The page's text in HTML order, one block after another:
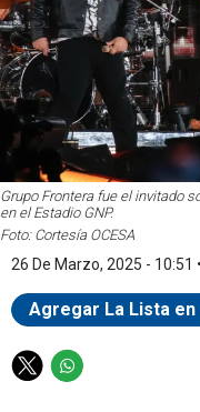
Grupo Frontera fue el invitado
en el Estadio GNP.
Foto: Cortesía OCESA
26 De Marzo, 2025 - 10:51 •
Agregar La Lista en
T
W